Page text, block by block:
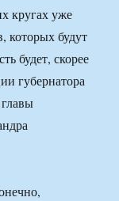
кругах уже
которых будут
будет, скорее
губернатора